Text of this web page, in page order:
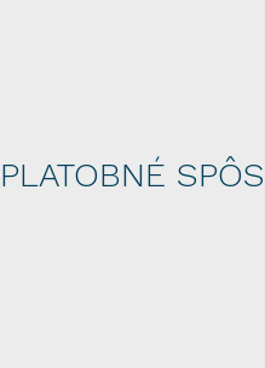
PLATOBNÉ